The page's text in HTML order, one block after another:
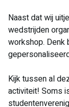
Naast dat wij
wedstrijden
workshop. Denk
Kijk tussen al
activiteit! Soms